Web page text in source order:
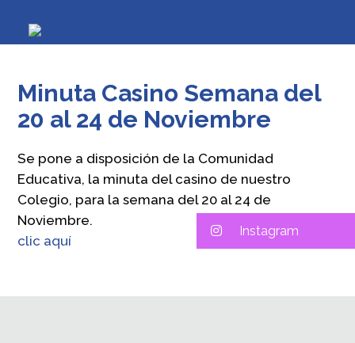
Minuta Casino Semana del
20 al 24 de Noviembre
Se pone a disposición de la Comunidad
Educativa, la minuta del casino de nuestro
Colegio, para la semana del 20 al 24 de
Noviembre.
clic aquí
Instagram